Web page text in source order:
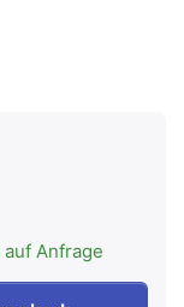
Anfrage
PV Minibar